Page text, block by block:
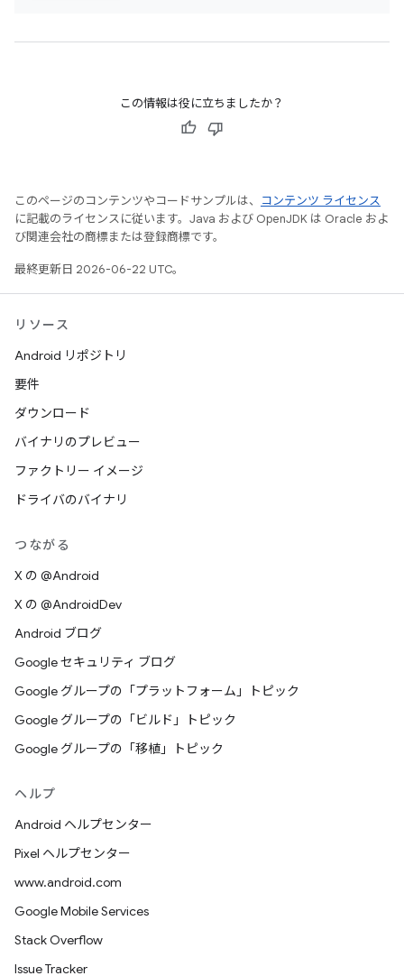
この情報は役に立ちましたか？
このページのコンテンツやコードサンプルは、
コンテンツ ライセンス
に記載のライセンスに従います。Java および OpenJDK は Oracle およ
び関連会社の商標または登録商標です。
最終更新日 2026-06-22 UTC。
リソース
Android リポジトリ
要件
ダウンロード
バイナリのプレビュー
ファクトリー イメージ
ドライバのバイナリ
つながる
X の @Android
X の @AndroidDev
Android ブログ
Google セキュリティ ブログ
Google グループの「プラットフォーム」トピック
Google グループの「ビルド」トピック
Google グループの「移植」トピック
ヘルプ
Android ヘルプセンター
Pixel ヘルプセンター
www.android.com
Google Mobile Services
Stack Overflow
Issue Tracker